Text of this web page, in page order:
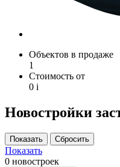
Объектов в продаже
1
Стоимость от
0 i
Новостройки
Показать
0 новостроек